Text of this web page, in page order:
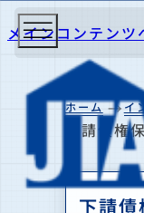
メインコンテンツ
ホーム イ
下請債権
下請